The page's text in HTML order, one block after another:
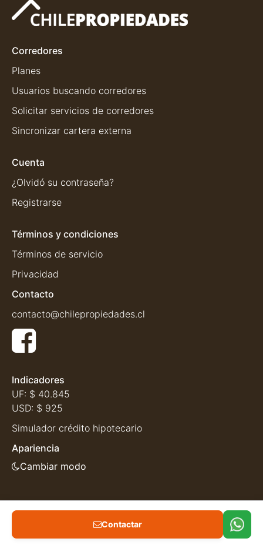
Contactar
Corredores
Planes
Usuarios buscando corredores
Solicitar servicios de corredores
Sincronizar cartera externa
Cuenta
¿Olvidó su contraseña?
Registrarse
Términos y condiciones
Términos de servicio
Privacidad
Contacto
contacto@chilepropiedades.cl
Indicadores
UF: $ 40.845
USD: $ 925
Simulador crédito hipotecario
Apariencia
Cambiar modo